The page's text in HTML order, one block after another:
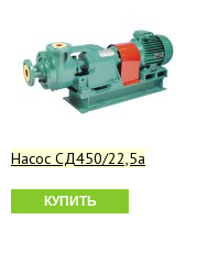
Насос СД450/22,5а
КУПИТЬ